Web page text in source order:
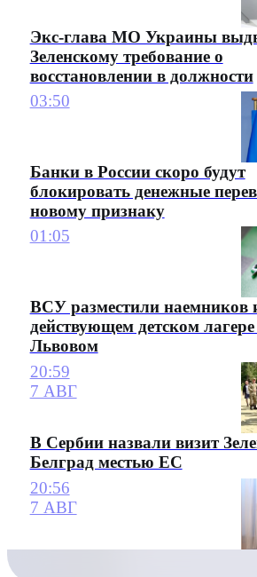
Экс-глава МО Украины
Зеленскому требование о
восстановлении в должности
03:50
Банки в России скоро будут
блокировать денежные
новому признаку
01:05
ВСУ разместили наемников
действующем детском
Львовом
20:59
7 АВГ
В Сербии назвали визит
Белград местью ЕС
20:56
7 АВГ